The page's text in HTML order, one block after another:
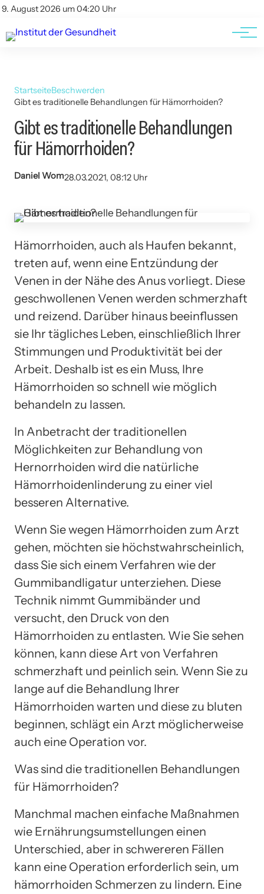
9. August 2026 um 04:20 Uhr
Kontakt
Kontakt
AGBs
StartseiteBeschwerden
Gibt es traditionelle Behandlungen für Hämorrhoiden?
Gibt es traditionelle Behandlungen
für Hämorrhoiden?
Daniel Wom28.03.2021, 08:12 Uhr
Hämorrhoiden, auch als Haufen bekannt,
treten auf, wenn eine Entzündung der
Venen in der Nähe des Anus vorliegt. Diese
geschwollenen Venen werden schmerzhaft
und reizend. Darüber hinaus beeinflussen
sie Ihr tägliches Leben, einschließlich Ihrer
Stimmungen und Produktivität bei der
Arbeit. Deshalb ist es ein Muss, Ihre
Hämorrhoiden so schnell wie möglich
behandeln zu lassen.
In Anbetracht der traditionellen
Möglichkeiten zur Behandlung von
Hernorrhoiden wird die natürliche
Hämorrhoidenlinderung zu einer viel
besseren Alternative.
Wenn Sie wegen Hämorrhoiden zum Arzt
gehen, möchten sie höchstwahrscheinlich,
dass Sie sich einem Verfahren wie der
Gummibandligatur unterziehen. Diese
Technik nimmt Gummibänder und
versucht, den Druck von den
Hämorrhoiden zu entlasten. Wie Sie sehen
können, kann diese Art von Verfahren
schmerzhaft und peinlich sein. Wenn Sie zu
lange auf die Behandlung Ihrer
Hämorrhoiden warten und diese zu bluten
beginnen, schlägt ein Arzt möglicherweise
auch eine Operation vor.
Was sind die traditionellen Behandlungen
für Hämorrhoiden?
Manchmal machen einfache Maßnahmen
wie Ernährungsumstellungen einen
Unterschied, aber in schwereren Fällen
kann eine Operation erforderlich sein, um
hämorrhoiden Schmerzen zu lindern. Eine